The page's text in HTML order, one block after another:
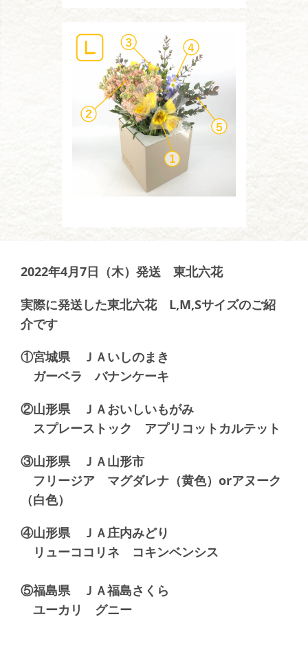
2022年4月7日（木）発送 東北六花
実際に発送した東北六花 L,M,Sサイズのご紹
介です
①宮城県 ＪＡいしのまき
ガーベラ バナンケーキ
②山形県 ＪＡおいしいもがみ
スプレーストック アプリコットカルテット
③山形県 ＪＡ山形市
フリージア マグダレナ（黄色）orアヌーク
（白色）
④山形県 ＪＡ庄内みどり
リューココリネ コキンベンシス
⑤福島県 ＪＡ福島さくら
ユーカリ グニー